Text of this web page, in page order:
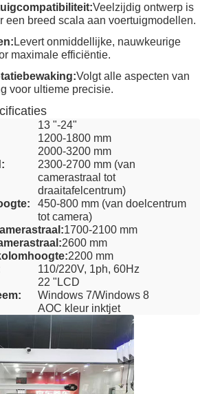
Veelzijdig ontwerp is
een breed scala aan voertuigmodellen.
Levert onmiddellijke, nauwkeurige
maximale efficiëntie.
Volgt alle aspecten van
voor ultieme precisie.
13 "-24"
1200-1800 mm
2000-3200 mm
2300-2700 mm (van
camerastraal tot
draaitafelcentrum)
450-800 mm (van doelcentrum
tot camera)
1700-2100 mm
2600 mm
2200 mm
110/220V, 1ph, 60Hz
22 "LCD
Windows 7/Windows 8
AOC kleur inktjet